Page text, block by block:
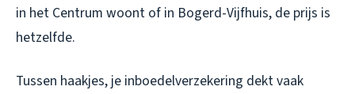
in het Centrum woont of in Bogerd-Vijfhuis, de prijs is
hetzelfde.
Tussen haakjes, je inboedelverzekering dekt vaak